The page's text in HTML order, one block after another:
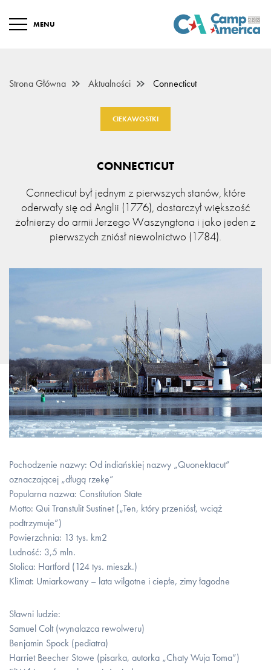
MENU
Strona Główna Aktualności Connecticut
CIEKAWOSTKI
CONNECTICUT
Connecticut był jednym z pierwszych stanów, które
oderwały się od Anglii (1776), dostarczył większość
żołnierzy do armii Jerzego Waszyngtona i jako jeden z
pierwszych zniósł niewolnictwo (1784).
Pochodzenie nazwy: Od indiańskiej nazwy „Quonektacut”
oznaczającej „długą rzekę”
Popularna nazwa: Constitution State
Motto: Qui Transtulit Sustinet („Ten, który przeniósł, wciąż
podtrzymuje”)
Powierzchnia: 13 tys. km2
Ludność: 3,5 mln.
Stolica: Hartford (124 tys. mieszk.)
Klimat: Umiarkowany – lata wilgotne i ciepłe, zimy łagodne
Sławni ludzie:
Samuel Colt (wynalazca rewolweru)
Benjamin Spock (pediatra)
Harriet Beecher Stowe (pisarka, autorka „Chaty Wuja Toma”)